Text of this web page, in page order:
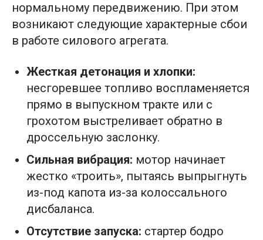
нормальному передвижению. При этом
возникают следующие характерные сбои
в работе силового агрегата.
Жесткая детонация и хлопки:
несгоревшее топливо воспламеняется
прямо в выпускном тракте или с
грохотом выстреливает обратно в
дроссельную заслонку.
Сильная вибрация: мотор начинает
жестко «троить», пытаясь выпрыгнуть
из-под капота из-за колоссального
дисбаланса.
Отсутствие запуска: стартер бодро